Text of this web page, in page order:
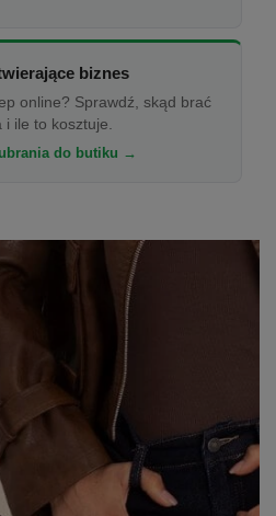
biznes
online? Sprawdź, skąd brać
i ile to kosztuje.
do butiku →